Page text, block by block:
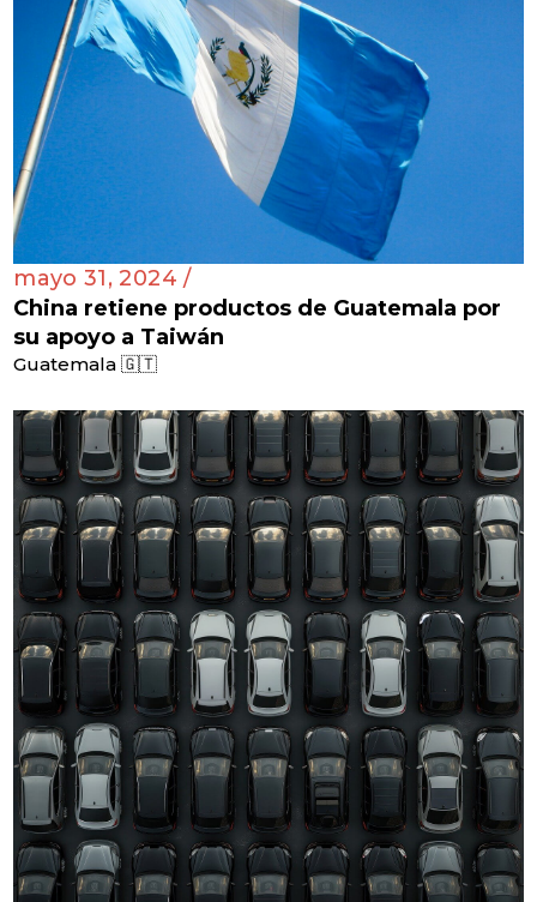
mayo 31, 2024 /
China retiene productos de Guatemala por
su apoyo a Taiwán
Guatemala 🇬🇹